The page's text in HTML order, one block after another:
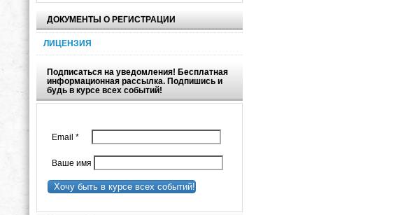
ДОКУМЕНТЫ О РЕГИСТРАЦИИ
ЛИЦЕНЗИЯ
Подписаться на уведомления! Бесплатная
информационная рассылка. Подпишись и
будь в курсе всех событий!
Email *
Ваше имя
Хочу быть в курсе всех событий!